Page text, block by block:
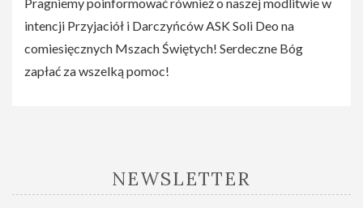
intencji Przyjaciół i Darczyńców ASK Soli Deo na
comiesięcznych Mszach Świętych! Serdeczne Bóg
zapłać za wszelką pomoc!
NEWSLETTER